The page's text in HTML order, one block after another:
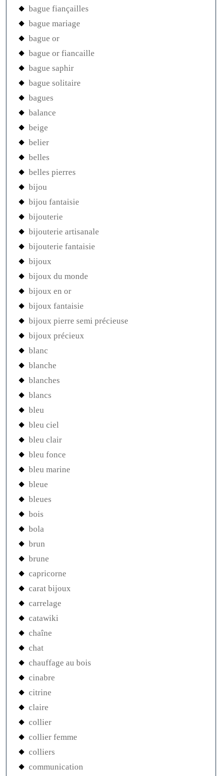
bague fiançailles
bague mariage
bague or
bague or fiancaille
bague saphir
bague solitaire
bagues
balance
beige
belier
belles
belles pierres
bijou
bijou fantaisie
bijouterie
bijouterie artisanale
bijouterie fantaisie
bijoux
bijoux du monde
bijoux en or
bijoux fantaisie
bijoux pierre semi précieuse
bijoux précieux
blanc
blanche
blanches
blancs
bleu
bleu ciel
bleu clair
bleu fonce
bleu marine
bleue
bleues
bois
bola
brun
brune
capricorne
carat bijoux
carrelage
catawiki
chaîne
chat
chauffage au bois
cinabre
citrine
claire
collier
collier femme
colliers
communication